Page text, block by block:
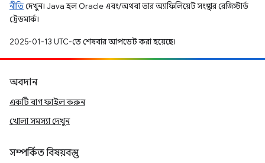
নীতিদেখুন। Java হল Oracle এবং/অথবা তার অ্যাফিলিয়েট সংস্থার রেজিস্টার্ড
ট্রেডমার্ক।
2025-01-13 UTC-তে শেষবার আপডেট করা হয়েছে।
অবদান
একটি বাগ ফাইল করুন
খোলা সমস্যা দেখুন
সম্পর্কিত বিষয়বস্তু